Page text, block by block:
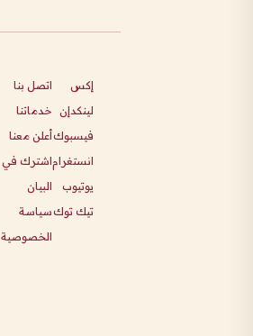
إكس
لينكدإن
فيسبوك
انستغرام
يوتيوب
تيك توك
اتصل بنا
خدماتنا
أعلن معنا
اشترك في
البيان
سياسة
الخصوصية